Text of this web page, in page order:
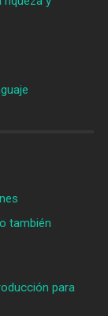
también
para